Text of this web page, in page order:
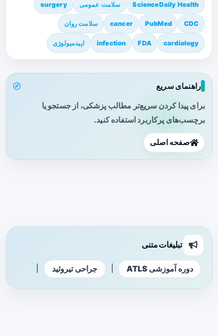
ScienceDaily Health سلامت عمومی surgery
CDC
PubMed
cancer سلامت روان
cardiology
FDA
infection اپیدمیولوژی
راهنمای سریع
برای پیدا کردن سریع‌تر مطالب پزشکی، از جستجو یا
برچسب‌های پرکاربرد استفاده کنید.
صفحه اصلی
تبلیغات متنی
دوره آموزشی ATLS جراحی تیروئید